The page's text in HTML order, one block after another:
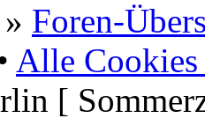
» Foren-
Alle Cookies
[